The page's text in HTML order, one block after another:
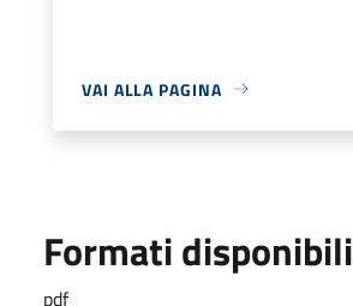
VAI ALLA PAGINA
Formati disponibili
pdf